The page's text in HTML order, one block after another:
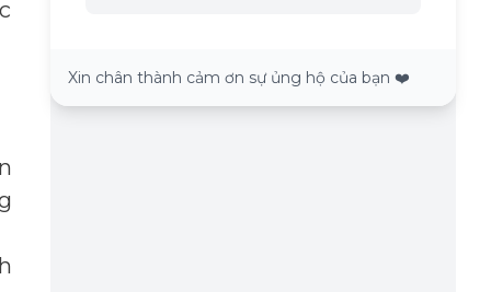
Xin chân thành cảm ơn sự ủng hộ của bạn ❤️